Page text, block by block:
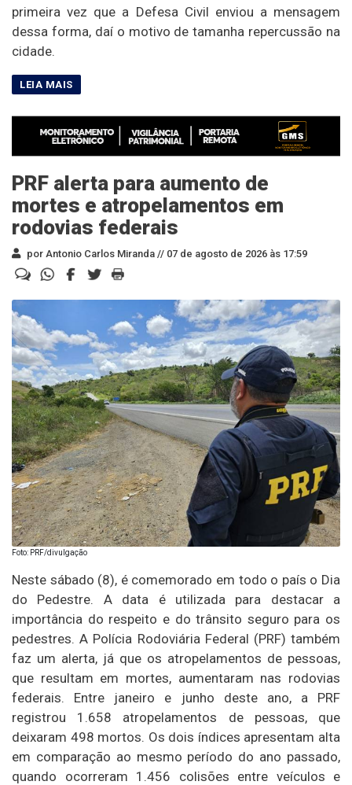
primeira vez que a Defesa Civil enviou a mensagem
dessa forma, daí o motivo de tamanha repercussão na
cidade.
PRF alerta para aumento de
mortes e atropelamentos em
rodovias federais
por Antonio Carlos Miranda // 07 de agosto de 2026 às 17:59
Foto: PRF/divulgação
Neste sábado (8), é comemorado em todo o país o Dia
do Pedestre. A data é utilizada para destacar a
importância do respeito e do trânsito seguro para os
pedestres. A Polícia Rodoviária Federal (PRF) também
faz um alerta, já que os atropelamentos de pessoas,
que resultam em mortes, aumentaram nas rodovias
federais. Entre janeiro e junho deste ano, a PRF
registrou 1.658 atropelamentos de pessoas, que
deixaram 498 mortos. Os dois índices apresentam alta
em comparação ao mesmo período do ano passado,
quando ocorreram 1.456 colisões entre veículos e